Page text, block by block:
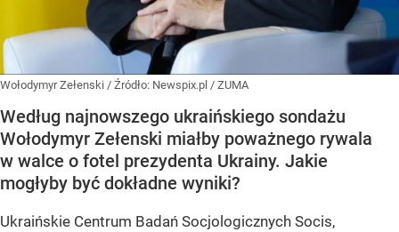
Wołodymyr Zełenski / Źródło: Newspix.pl / ZUMA
Według najnowszego ukraińskiego sondażu
Wołodymyr Zełenski miałby poważnego rywala
w walce o fotel prezydenta Ukrainy. Jakie
mogłyby być dokładne wyniki?
Ukraińskie Centrum Badań Socjologicznych Socis,